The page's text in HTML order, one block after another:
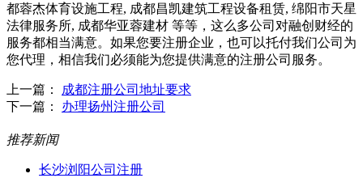
都蓉杰体育设施工程, 成都昌凯建筑工程设备租赁, 绵阳市天星
法律服务所, 成都华亚蓉建材 等等，这么多公司对融创财经的
服务都相当满意。如果您要注册企业，也可以托付我们公司为
您代理，相信我们必须能为您提供满意的注册公司服务。
上一篇：
成都注册公司地址要求
下一篇： 办理扬州注册公司
推荐新闻
长沙浏阳公司注册